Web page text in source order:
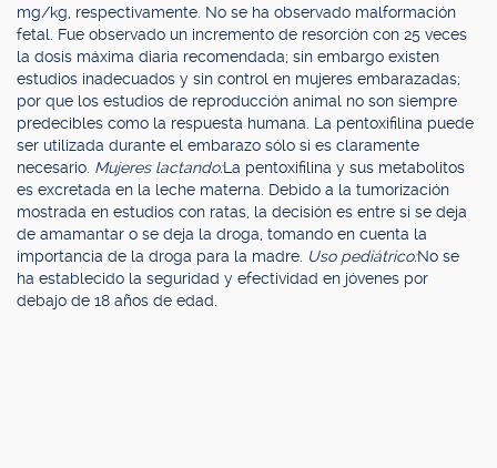
mg/kg, respectivamente. No se ha observado malformación
fetal. Fue observado un incremento de resorción con 25 veces
la dosis máxima diaria recomendada; sin embargo existen
estudios inadecuados y sin control en mujeres embarazadas;
por que los estudios de reproducción animal no son siempre
predecibles como la respuesta humana. La pentoxifilina puede
ser utilizada durante el embarazo sólo si es claramente
necesario. Mujeres lactando:La pentoxifilina y sus metabolitos
es excretada en la leche materna. Debido a la tumorización
mostrada en estudios con ratas, la decisión es entre si se deja
de amamantar o se deja la droga, tomando en cuenta la
importancia de la droga para la madre. Uso pediátrico:No se
ha establecido la seguridad y efectividad en jóvenes por
debajo de 18 años de edad.